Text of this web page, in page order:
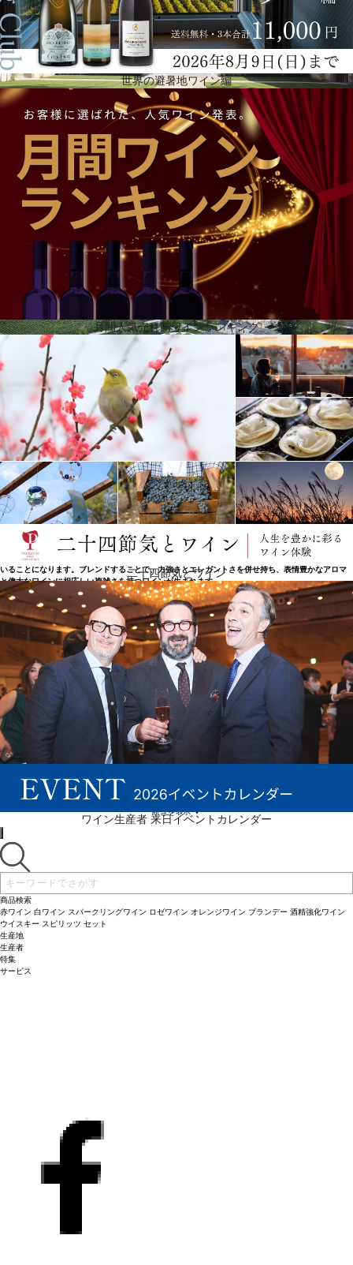
未来的でありながら歴史的な葡萄畑の景観と調和したセラー
ジャンは、自分のワインをサン・テミリオンで最高のものにするという一つの目標に集中しまし
た。シュヴァル・ブランは、1862年にロンドン万国博覧会で最初のメダルを獲得。1954年に行われ
たサン・テミリオンワインの最初の格付けで、最高位の評価プルミエ・グラン・クリュ・クラッセA
を獲得。さらに、シュヴァル・ブランは未来に目を向けています。それは、シャトーに隣接する印
象的な新しいセラーに象徴されています。1994年にプリツカー建築賞を受賞したクリスチャン・
ド・ポルツァンパルクの設計で、2011年に完成。アルベール・フレール男爵とベルナール・アルノ
ーの意向を反映したこの建物は、未来的でありながら、ユネスコの世界遺産に登録されている周囲
の歴史的な葡萄畑の景観と調和しています。
パッチワークのように構成された土壌
シュヴァル・ブランの特徴は、土壌に細かいテクスチャーの粘土や粗いテクスチャー砂利、砂質の
砂利が広範囲にあり、まさにパッチワークのように構成されていること。この自然の利点を最大限
に生かしたのが、独自の葡萄品種の植樹の割合です：カベルネ・フラン52％、メルロ43％、カベル
ネ・ソーヴィニヨン5％。区画は、葡萄の樹齢、面積、土壌、台木の種類、葡萄品種などによって、
それぞれが固有の特徴を持っています。そして区画から生み出されるワインもまた、個性を備えて
いることになります。ブレンドすることで、力強さとエレガントさを併せ持ち、表情豊かなアロマ
と偉大なワインに相応しい複雑さを持つワインが生まれます。
続きを表示 ▼
世界の避暑地ワイン編
月間人気売れ筋ワインランキング
二十四節気とワイン
ワイン生産者 来日イベントカレンダー
商品検索
赤ワイン 白ワイン スパークリングワイン ロゼワイン オレンジワイン ブランデー 酒精強化ワイン
ウイスキー スピリッツ セット
生産地
生産者
特集
サービス